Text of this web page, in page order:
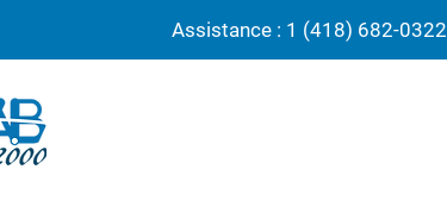
Assistance : 1 (418) 682-0322